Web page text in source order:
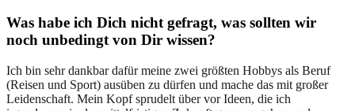
Was habe ich Dich nicht gefragt, was sollten wir
noch unbedingt von Dir wissen?
Ich bin sehr dankbar dafür meine zwei größten Hobbys als Beruf
(Reisen und Sport) ausüben zu dürfen und mache das mit großer
Leidenschaft. Mein Kopf sprudelt über vor Ideen, die ich